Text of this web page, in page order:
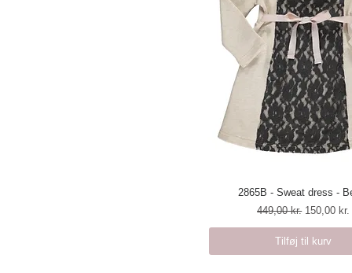
Hurtigvisning
2865B - Sweat dress -
Regulær pris
449,00 kr. Salgspris
150,00 kr.
Tilføj til kurv